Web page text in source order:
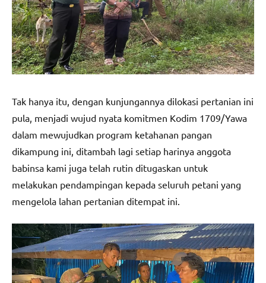
Tak hanya itu, dengan kunjungannya dilokasi pertanian ini
pula, menjadi wujud nyata komitmen Kodim 1709/Yawa
dalam mewujudkan program ketahanan pangan
dikampung ini, ditambah lagi setiap harinya anggota
babinsa kami juga telah rutin ditugaskan untuk
melakukan pendampingan kepada seluruh petani yang
mengelola lahan pertanian ditempat ini.